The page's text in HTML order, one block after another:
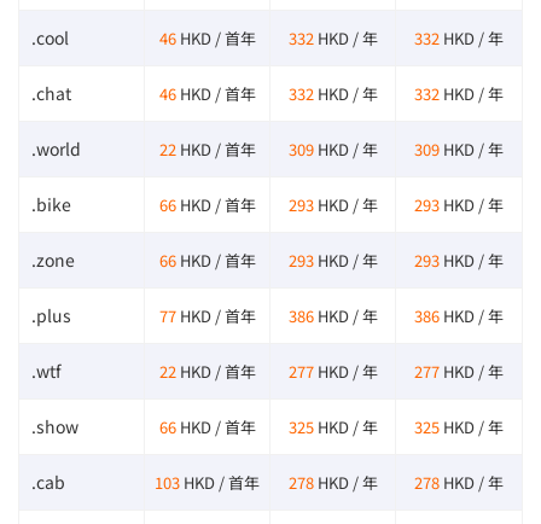
.cool 46 HKD / 首年 332 HKD / 年 332 HKD / 年
.chat 46 HKD / 首年 332 HKD / 年 332 HKD / 年
.world 22 HKD / 首年 309 HKD / 年 309 HKD / 年
.bike 66 HKD / 首年 293 HKD / 年 293 HKD / 年
.zone 66 HKD / 首年 293 HKD / 年 293 HKD / 年
.plus 77 HKD / 首年 386 HKD / 年 386 HKD / 年
.wtf 22 HKD / 首年 277 HKD / 年 277 HKD / 年
.show 66 HKD / 首年 325 HKD / 年 325 HKD / 年
.cab 103 HKD / 首年 278 HKD / 年 278 HKD / 年